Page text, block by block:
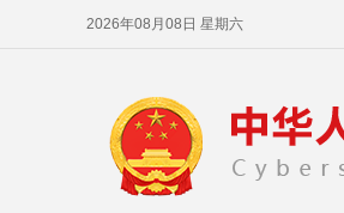
2026年08月08日 星期六